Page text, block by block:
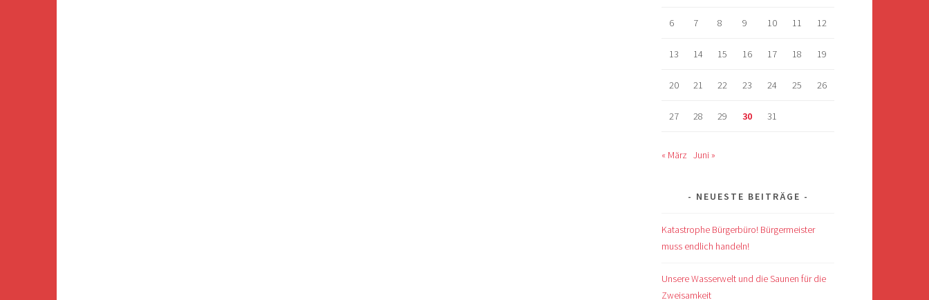
6 7 8 9 10 11 12
13 14 15 16 17 18 19
20 21 22 23 24 25 26
27 28 29 30 31
« März Juni »
NEUESTE BEITRÄGE
Katastrophe Bürgerbüro! Bürgermeister
muss endlich handeln!
Unsere Wasserwelt und die Saunen für die
Zweisamkeit